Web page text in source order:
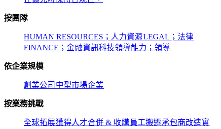
按團隊​​
HUMAN RESOURCES；人力資源​​LEGAL；法律​​
FINANCE；金融​​資訊科技​​領導能力；領導​​
依企業規模​​
創業公司​​ 中型市場​​企業​​
按業務挑戰​​
全球拓展​​獲得人才​​合併 & 收購​​員工搬遷​​承包商改造​​實